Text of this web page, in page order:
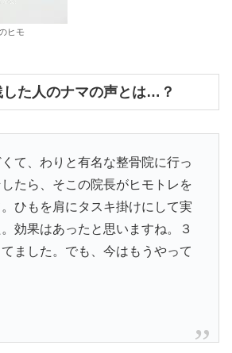
ヒモ
した人のナマの声とは…？
くて、わりと有名な整骨院に行っ
たら、そこの院長がヒモトレを
ひもを肩にタスキ掛けにして実
効果はあったと思いますね。３
ました。でも、今はもうやって